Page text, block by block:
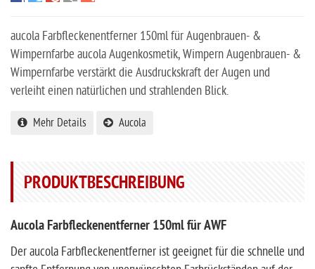
aucola Farbfleckenentferner 150ml für Augenbrauen- &
Wimpernfarbe aucola Augenkosmetik, Wimpern Augenbrauen- &
Wimpernfarbe verstärkt die Ausdruckskraft der Augen und
verleiht einen natürlichen und strahlenden Blick.
Mehr Details Aucola
PRODUKTBESCHREIBUNG
Aucola Farbfleckenentferner 150ml für AWF
Der aucola Farbfleckenentferner ist geeignet für die schnelle und